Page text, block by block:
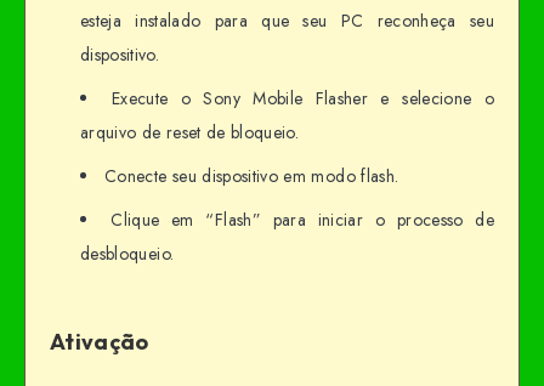
esteja instalado para que seu PC reconheça seu
dispositivo.
Execute o Sony Mobile Flasher e selecione o
arquivo de reset de bloqueio.
Conecte seu dispositivo em modo flash.
Clique em “Flash” para iniciar o processo de
desbloqueio.
Ativação